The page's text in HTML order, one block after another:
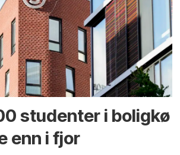
studenter i boligkø
enn i fjor